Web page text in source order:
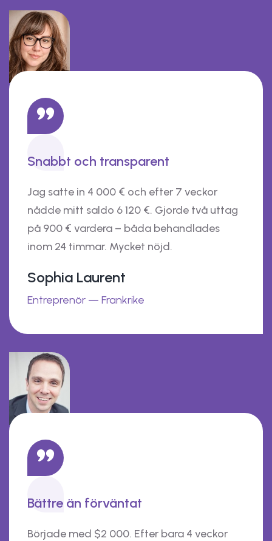
Snabbt och transparent
Jag satte in 4 000 € och efter 7 veckor
nådde mitt saldo 6 120 €. Gjorde två uttag
på 900 € vardera – båda behandlades
inom 24 timmar. Mycket nöjd.
Sophia Laurent
Entreprenör — Frankrike
Bättre än förväntat
Började med $2 000. Efter bara 4 veckor